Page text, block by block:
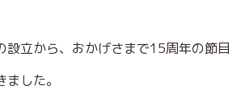
立から、おかげさまで15周年の節目
した。